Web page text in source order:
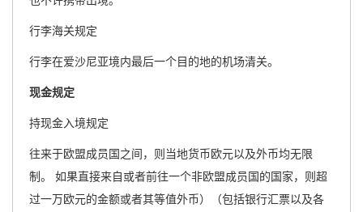
行李海关规定
行李在爱沙尼亚境内最后一个目的地的机场清关。
现金规定
持现金入境规定
往来于欧盟成员国之间，则当地货币欧元以及外币均无限
制。 如果直接来自或者前往一个非欧盟成员国的国家，则超
过一万欧元的金额或者其等值外币）（包括银行汇票以及各